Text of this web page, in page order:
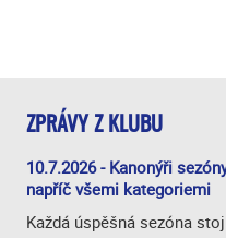
ZPRÁVY Z KLUBU
10.7.2026 - Kanonýři
napříč všemi kategoriemi
Každá úspěšná sezóna